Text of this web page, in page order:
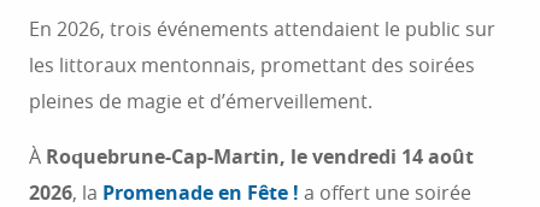
En 2026, trois événements attendaient le public sur
les littoraux mentonnais, promettant des soirées
pleines de magie et d’émerveillement.
À Roquebrune-Cap-Martin, le vendredi 14 août
2026, la Promenade en Fête ! a offert une soirée